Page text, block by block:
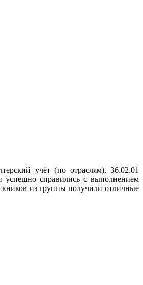
учёт (по отраслям), 36.02.01
успешно справились с выполнением
из группы получили отличные